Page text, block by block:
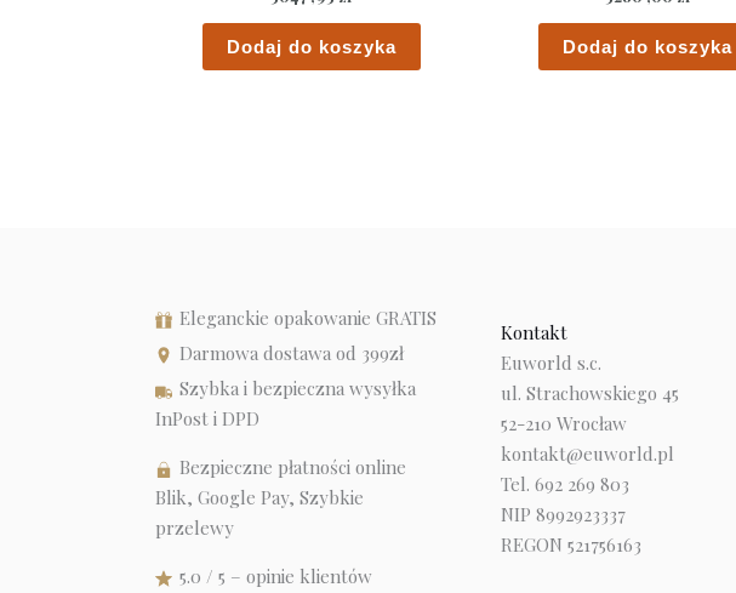
Dodaj do koszyka Dodaj do koszyka
Eleganckie opakowanie GRATIS
Darmowa dostawa od 399zł
Szybka i bezpieczna wysyłka
InPost i DPD
Bezpieczne płatności online
Blik, Google Pay, Szybkie
przelewy
5.0 / 5 – opinie klientów
Kontakt
Euworld s.c.
ul. Strachowskiego 45
52-210 Wrocław
kontakt@euworld.pl
Tel. 692 269 803
NIP 8992923337
REGON 521756163